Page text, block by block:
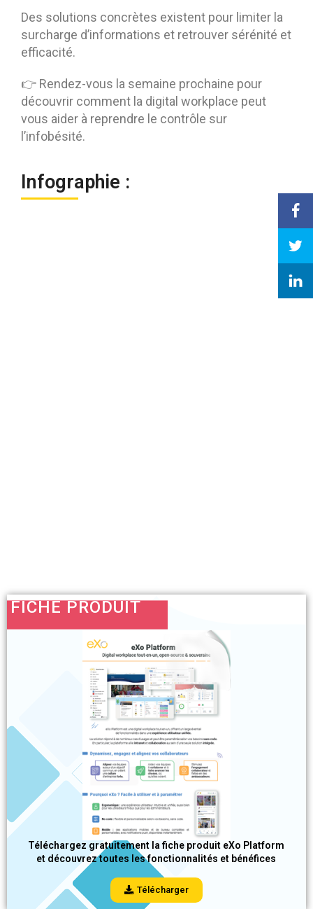
Des solutions concrètes existent pour limiter la
surcharge d’informations et retrouver sérénité et
efficacité.
👉 Rendez-vous la semaine prochaine pour
découvrir comment la digital workplace peut
vous aider à reprendre le contrôle sur
l’infobésité.
Infographie :
FICHE PRODUIT
Téléchargez gratuitement la fiche produit eXo Platform
et découvrez toutes les fonctionnalités et bénéfices
Télécharger